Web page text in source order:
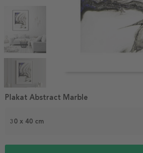
1
30 x 40 cm
Plakat Abstract Marble